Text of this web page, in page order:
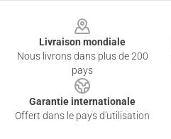
Livraison mondiale
Nous livrons dans plus de 200
pays
Garantie internationale
Offert dans le pays d'utilisation